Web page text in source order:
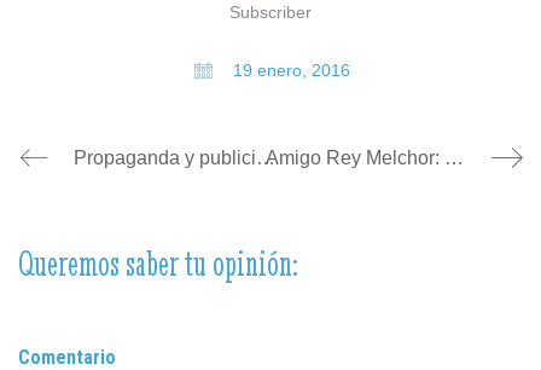
Subscriber
19 enero, 2016
Propaganda y publicidad Amigo Rey Melchor: quiero una nueva web
Queremos saber tu opinión:
Comentario